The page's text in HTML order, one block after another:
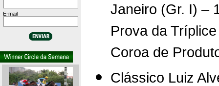
E-mail
Janeiro (Gr. I) –
Prova da Tríplice
Coroa de
Clássico Luiz